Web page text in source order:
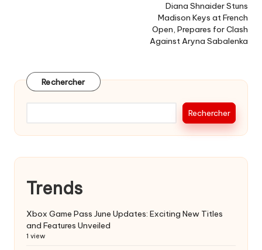
Diana Shnaider Stuns
Madison Keys at French
Open, Prepares for Clash
Against Aryna Sabalenka
Rechercher
Rechercher
Trends
Xbox Game Pass June Updates: Exciting New Titles
and Features Unveiled
1 view